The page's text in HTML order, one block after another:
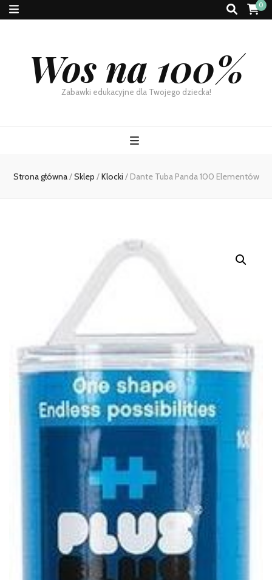
0
Wos na 100%
Zabawki edukacyjne dla Twojego dziecka!
Strona główna/Sklep /Klocki / Dante Tuba Panda 100 Elementów